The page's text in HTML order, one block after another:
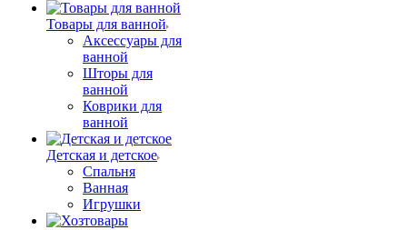
Товары для ванной
Аксессуары для
ванной
Шторы для
ванной
Коврики для
ванной
Детская и детское
Спальня
Ванная
Игрушки